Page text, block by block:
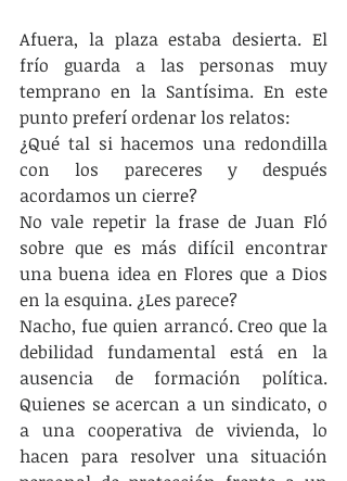
Afuera, la plaza estaba desierta. El
frío guarda a las personas muy
temprano en la Santísima. En este
punto preferí ordenar los relatos:
¿Qué tal si hacemos una redondilla
con los pareceres y después
acordamos un cierre?
No vale repetir la frase de Juan Fló
sobre que es más difícil encontrar
una buena idea en Flores que a Dios
en la esquina. ¿Les parece?
Nacho, fue quien arrancó. Creo que la
debilidad fundamental está en la
ausencia de formación política.
Quienes se acercan a un sindicato, o
a una cooperativa de vivienda, lo
hacen para resolver una situación